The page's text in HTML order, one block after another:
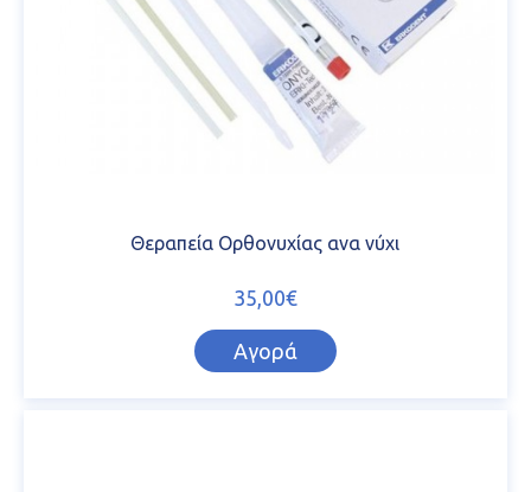
Θεραπεία Ορθονυχίας ανα νύχι
35,00€
Αγορά